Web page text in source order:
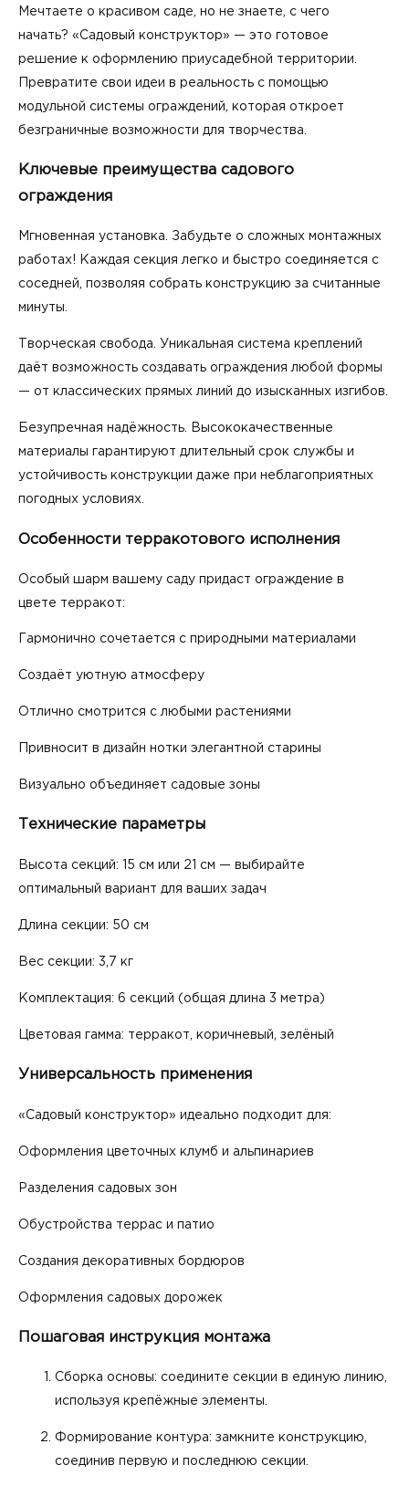
Мечтаете о красивом саде, но не знаете, с чего
начать? «Садовый конструктор» — это готовое
решение к оформлению приусадебной территории.
Превратите свои идеи в реальность с помощью
модульной системы ограждений, которая откроет
безграничные возможности для творчества.
Ключевые преимущества садового
ограждения
Мгновенная установка. Забудьте о сложных монтажных
работах! Каждая секция легко и быстро соединяется с
соседней, позволяя собрать конструкцию за считанные
минуты.
Творческая свобода. Уникальная система креплений
даёт возможность создавать ограждения любой формы
— от классических прямых линий до изысканных изгибов.
Безупречная надёжность. Высококачественные
материалы гарантируют длительный срок службы и
устойчивость конструкции даже при неблагоприятных
погодных условиях.
Особенности терракотового исполнения
Особый шарм вашему саду придаст ограждение в
цвете терракот:
Гармонично сочетается с природными материалами
Создаёт уютную атмосферу
Отлично смотрится с любыми растениями
Привносит в дизайн нотки элегантной старины
Визуально объединяет садовые зоны
Технические параметры
Высота секций: 15 см или 21 см — выбирайте
оптимальный вариант для ваших задач
Длина секции: 50 см
Вес секции: 3,7 кг
Комплектация: 6 секций (общая длина 3 метра)
Цветовая гамма: терракот, коричневый, зелёный
Универсальность применения
«Садовый конструктор» идеально подходит для:
Оформления цветочных клумб и альпинариев
Разделения садовых зон
Обустройства террас и патио
Создания декоративных бордюров
Оформления садовых дорожек
Пошаговая инструкция монтажа
Сборка основы: соедините секции в единую линию,
используя крепёжные элементы.
Формирование контура: замкните конструкцию,
соединив первую и последнюю секции.